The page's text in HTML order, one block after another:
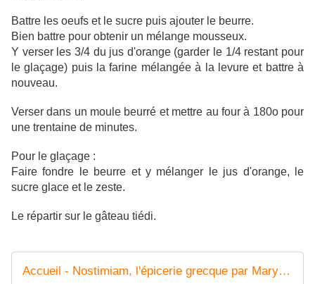
Battre les oeufs et le sucre puis ajouter le beurre.
Bien battre pour obtenir un mélange mousseux.
Y verser les 3/4 du jus d'orange (garder le 1/4 restant pour
le glaçage) puis la farine mélangée à la levure et battre à
nouveau.
Verser dans un moule beurré et mettre au four à 180o pour
une trentaine de minutes.
Pour le glaçage :
Faire fondre le beurre et y mélanger le jus d'orange, le
sucre glace et le zeste.
Le répartir sur le gâteau tiédi.
Accueil - Nostimiam, l'épicerie grecque par MaryAthenes